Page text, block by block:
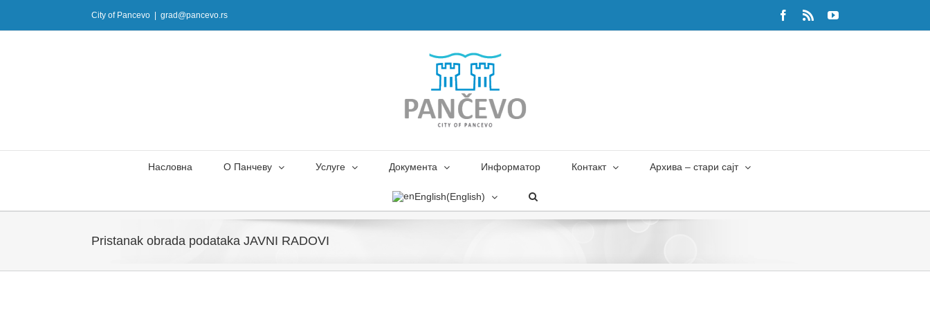
City of Pancevo grad@pancevo.rs Facebook
Rss YouTube
Насловна О Панчеву Услуге Документа Информатор Контакт Архива – стари сајт
English(English)
Pristanak obrada podataka JAVNI RADOVI